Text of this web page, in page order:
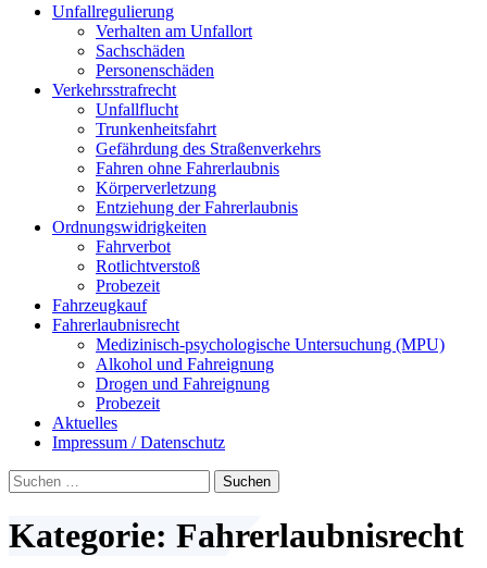
Unfallregulierung
Verhalten am Unfallort
Sachschäden
Personenschäden
Verkehrsstrafrecht
Unfallflucht
Trunkenheitsfahrt
Gefährdung des Straßenverkehrs
Fahren ohne Fahrerlaubnis
Körperverletzung
Entziehung der Fahrerlaubnis
Ordnungswidrigkeiten
Fahrverbot
Rotlichtverstoß
Probezeit
Fahrzeugkauf
Fahrerlaubnisrecht
Medizinisch-psychologische Untersuchung (MPU)
Alkohol und Fahreignung
Drogen und Fahreignung
Probezeit
Aktuelles
Impressum / Datenschutz
Suchen
nach:
Kategorie: Fahrerlaubnisrecht